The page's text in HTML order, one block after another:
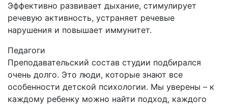
Эффективно развивает дыхание, стимулирует
речевую активность, устраняет речевые
нарушения и повышает иммунитет.
Педагоги
Преподавательский состав студии подбирался
очень долго. Это люди, которые знают все
особенности детской психологии. Мы уверены – к
каждому ребенку можно найти подход, каждого